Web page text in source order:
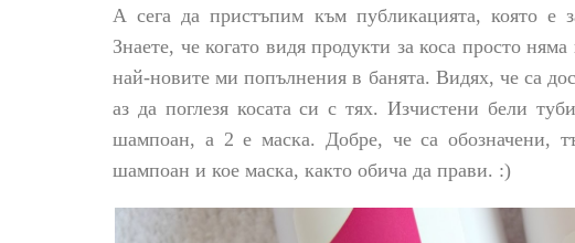
А сега да пристъпим към публикацията, която е
Знаете, че когато видя продукти за коса просто
най-новите ми попълнения в банята. Видях, че са
аз да поглезя косата си с тях. Изчистени бели
шампоан, а 2 е маска. Добре, че са обозначени,
шампоан и кое маска, както обича да прави. :)